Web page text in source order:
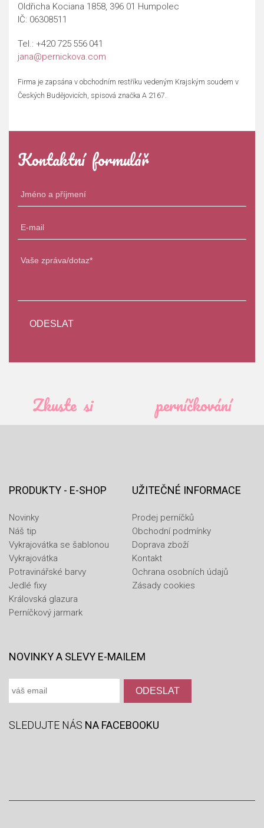
Oldřicha Kociana 1858, 396 01 Humpolec
IČ: 06308511
Tel.: +420 725 556 041
jana@pernickova.com
Firma je zapsána v obchodním restříku vedeným Krajským soudem v
Českých Budějovicích, spisová značka A 2167.
Kontaktní formulář
Zkuste si perníčkování
PRODUKTY - E-SHOP
Novinky
Náš tip
Vykrajovátka se šablonou
Vykrajovátka
Potravinářské barvy
Jedlé fixy
Královská glazura
Perníčkový jarmark
UŽITEČNÉ INFORMACE
Prodej perníčků
Obchodní podmínky
Doprava zboží
Kontakt
Ochrana osobních údajů
Zásady cookies
NOVINKY A SLEVY E-MAILEM
SLEDUJTE NÁS NA FACEBOOKU